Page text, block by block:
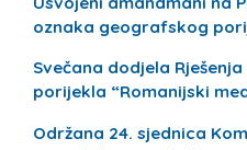
oznaka geografskog
Svečana dodjela
porijekla “Romanijski
Održana 24. sjednica